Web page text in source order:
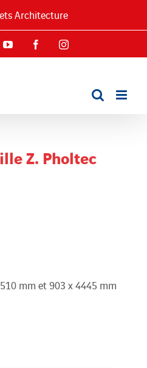
Architecture
YouTube FacebookInstagram
Z. Pholtec
mm et 903 x 4445 mm